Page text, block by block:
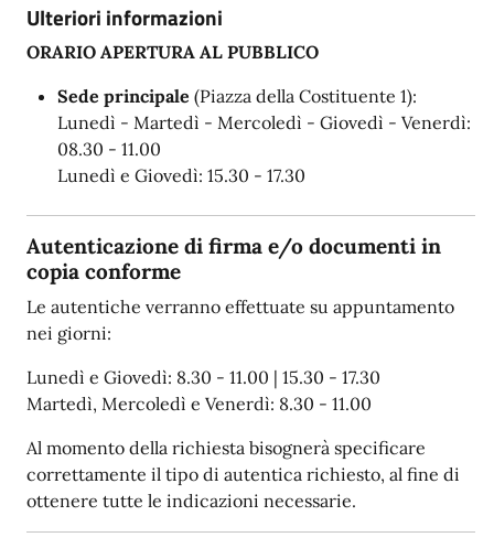
Ulteriori informazioni
ORARIO APERTURA AL PUBBLICO
Sede principale (Piazza della Costituente 1):
Lunedì - Martedì - Mercoledì - Giovedì - Venerdì:
08.30 - 11.00
Lunedì e Giovedì: 15.30 - 17.30
Autenticazione di firma e/o documenti in
copia conforme
Le autentiche verranno effettuate su appuntamento
nei giorni:
Lunedì e Giovedì: 8.30 - 11.00 | 15.30 - 17.30
Martedì, Mercoledì e Venerdì: 8.30 - 11.00
Al momento della richiesta bisognerà specificare
correttamente il tipo di autentica richiesto, al fine di
ottenere tutte le indicazioni necessarie.